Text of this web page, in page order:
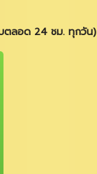
ตลอด 24 ชม. ทุกวัน)